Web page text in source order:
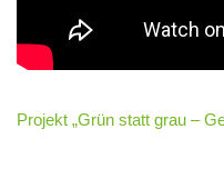
Projekt „Grün statt grau –